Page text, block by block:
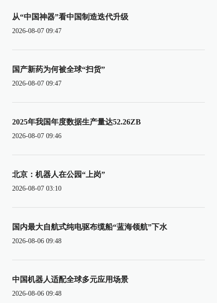
从“中国神器”看中国制造迭代升级
2026-08-07 09:47
国产新药为何被全球“扫货”
2026-08-07 09:47
2025年我国年度数据生产量达52.26ZB
2026-08-07 09:46
北京：机器人在公园“上岗”
2026-08-07 03:10
国内最大自航式纯电驱布缆船“蓝海领航”下水
2026-08-06 09:48
中国机器人适配全球多元应用场景
2026-08-06 09:48